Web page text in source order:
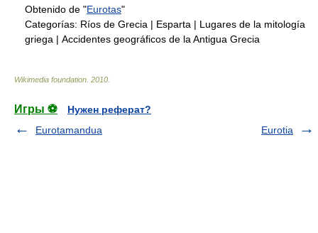
Obtenido de "Eurotas"
Categorías: Ríos de Grecia | Esparta | Lugares de la mitología
griega | Accidentes geográficos de la Antigua Grecia
Wikimedia foundation 2010
Игры ⚽
Нужен реферат?
Eurotamandua
Eurotia